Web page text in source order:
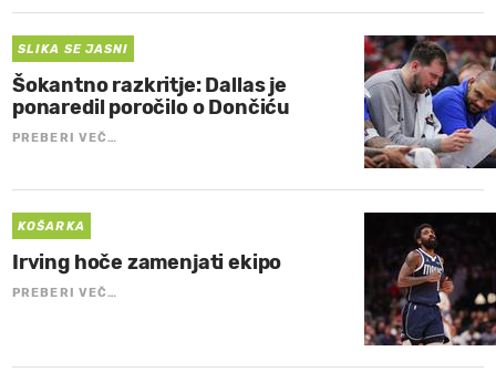
SLIKA SE JASNI
Šokantno razkritje: Dallas je
ponaredil poročilo o Dončiću
PREBERI VEČ…
KOŠARKA
Irving hoče zamenjati ekipo
PREBERI VEČ…